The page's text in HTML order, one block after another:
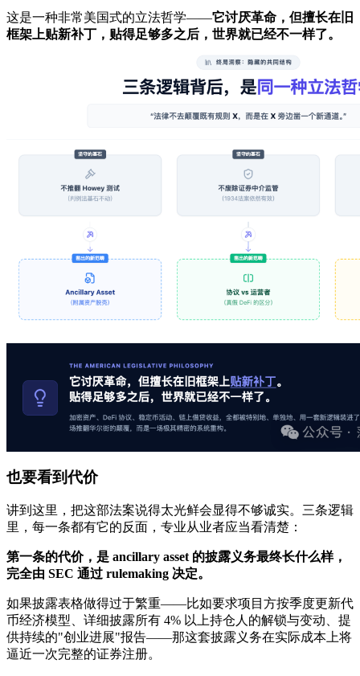
这是一种非常美国式的立法哲学——它讨厌革命，但擅长在旧
框架上贴新补丁，贴得足够多之后，世界就已经不一样了。
也要看到代价
讲到这里，把这部法案说得太光鲜会显得不够诚实。三条逻辑
里，每一条都有它的反面，专业从业者应当看清楚：
第一条的代价，是 ancillary asset 的披露义务最终长什么样，
完全由 SEC 通过 rulemaking 决定。
如果披露表格做得过于繁重——比如要求项目方按季度更新代
币经济模型、详细披露所有 4% 以上持仓人的解锁与变动、提
供持续的"创业进展"报告——那这套披露义务在实际成本上将
逼近一次完整的证券注册。